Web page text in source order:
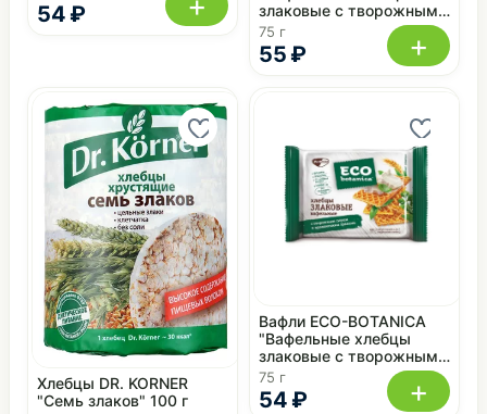
54 ₽
базиликом 75 г
55 ₽
злаковые с творожным
сыром" с жировой
начинкой 75 г
75 г +
Хлебцы DR. KORNER
"Семь злаков" 100 г
54 ₽
Вафли ECO-BOTANICA
"Вафельные хлебцы
злаковые с творожным
сыром и прованскими
травами" 75 г
75 г +